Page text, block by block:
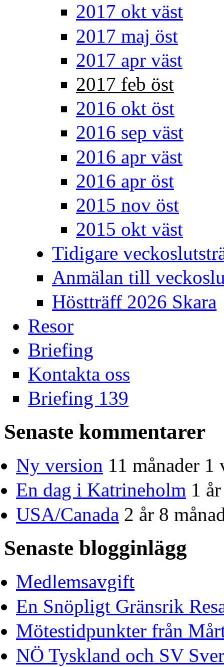
2017 okt väst
2017 maj öst
2017 apr väst
2017 feb öst
2016 okt öst
2016 sep väst
2016 apr väst
2016 apr öst
2015 nov öst
2015 okt väst
Tidigare
Anmälan till
Höstträff 2026 Skara
Resor
Briefing
Kontakta oss
Briefing 139
Senaste kommentarer
Ny version 11 månader 1
En dag i Katrineholm 1
USA/Canada 2 år 8
Senaste blogginlägg
Medlemsavgift
En Snöpligt Gränsrik
Mötestidpunkter från
NÖ Tyskland och SV